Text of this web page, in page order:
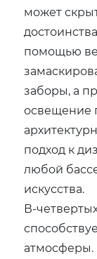
может
помощью
заборы, а
освещение
подход к
любой
искусства.
В-
атмосферы.